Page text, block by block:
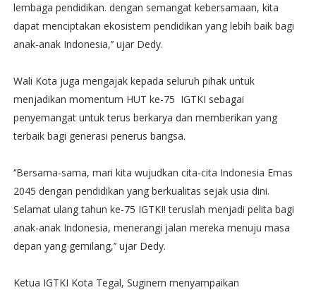
lembaga pendidikan. dengan semangat kebersamaan, kita
dapat menciptakan ekosistem pendidikan yang lebih baik bagi
anak-anak Indonesia,’’ ujar Dedy.
Wali Kota juga mengajak kepada seluruh pihak untuk
menjadikan momentum HUT ke-75 IGTKI sebagai
penyemangat untuk terus berkarya dan memberikan yang
terbaik bagi generasi penerus bangsa.
‘’Bersama-sama, mari kita wujudkan cita-cita Indonesia Emas
2045 dengan pendidikan yang berkualitas sejak usia dini.
Selamat ulang tahun ke-75 IGTKI! teruslah menjadi pelita bagi
anak-anak Indonesia, menerangi jalan mereka menuju masa
depan yang gemilang,’’ ujar Dedy.
Ketua IGTKI Kota Tegal, Suginem menyampaikan